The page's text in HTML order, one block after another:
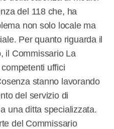
del 118 che, ha
non solo locale ma
Per quanto riguarda il
il Commissario La
uffici
stanno lavorando
del servizio di
una ditta specializzata.
del Commissario